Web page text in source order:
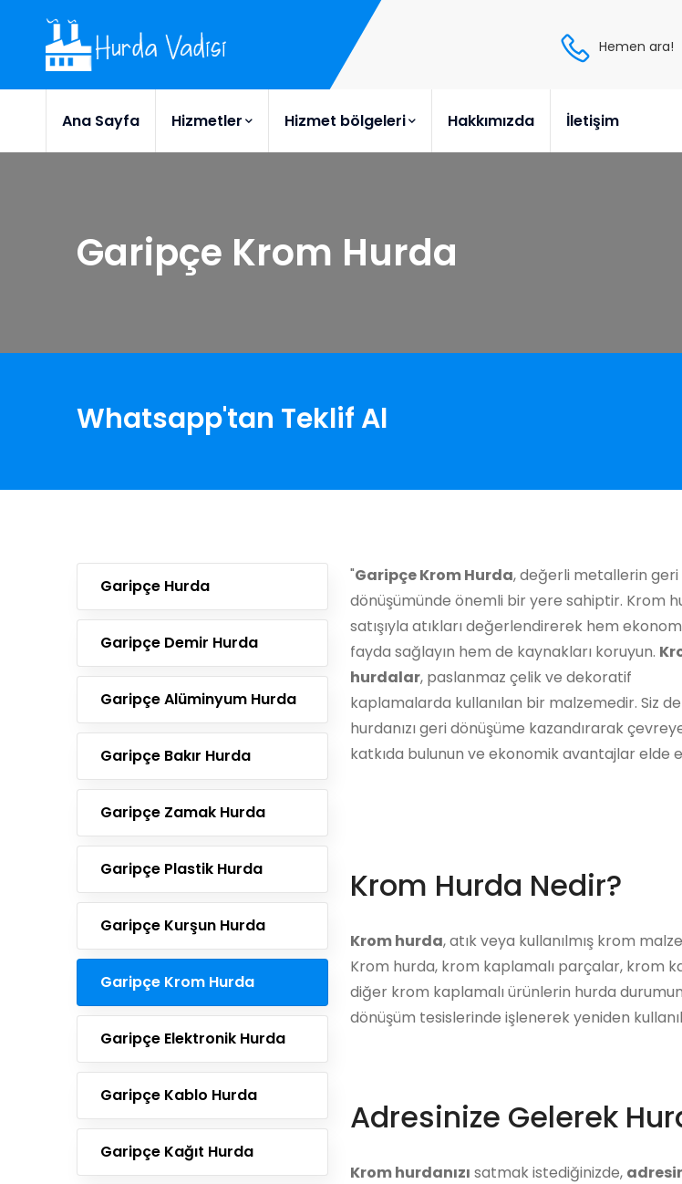
Hemen ara!
Ana Sayfa Hizmetler Hizmet bölgeleri Hakkımızda İletişim
Garipçe Krom Hurda
Whatsapp'tan Teklif Al
Garipçe Hurda
Garipçe Demir Hurda
Garipçe Alüminyum Hurda
Garipçe Bakır Hurda
Garipçe Zamak Hurda
Garipçe Plastik Hurda
Garipçe Kurşun Hurda
Garipçe Krom Hurda
Garipçe Elektronik Hurda
Garipçe Kablo Hurda
Garipçe Kağıt Hurda
"Garipçe Krom Hurda, değerli metallerin geri
dönüşümünde önemli bir yere sahiptir. Krom
satışıyla atıkları değerlendirerek hem
fayda sağlayın hem de kaynakları koruyun.
hurdalar, paslanmaz çelik ve dekoratif
kaplamalarda kullanılan bir malzemedir. Siz
hurdanızı geri dönüşüme kazandırarak
katkıda bulunun ve ekonomik avantajlar elde
Krom Hurda Nedir?
Krom hurda, atık veya kullanılmış krom
Krom hurda, krom kaplamalı parçalar, krom
diğer krom kaplamalı ürünlerin hurda
dönüşüm tesislerinde işlenerek yeniden
Adresinize Gelerek
Krom hurdanızı satmak istediğinizde,